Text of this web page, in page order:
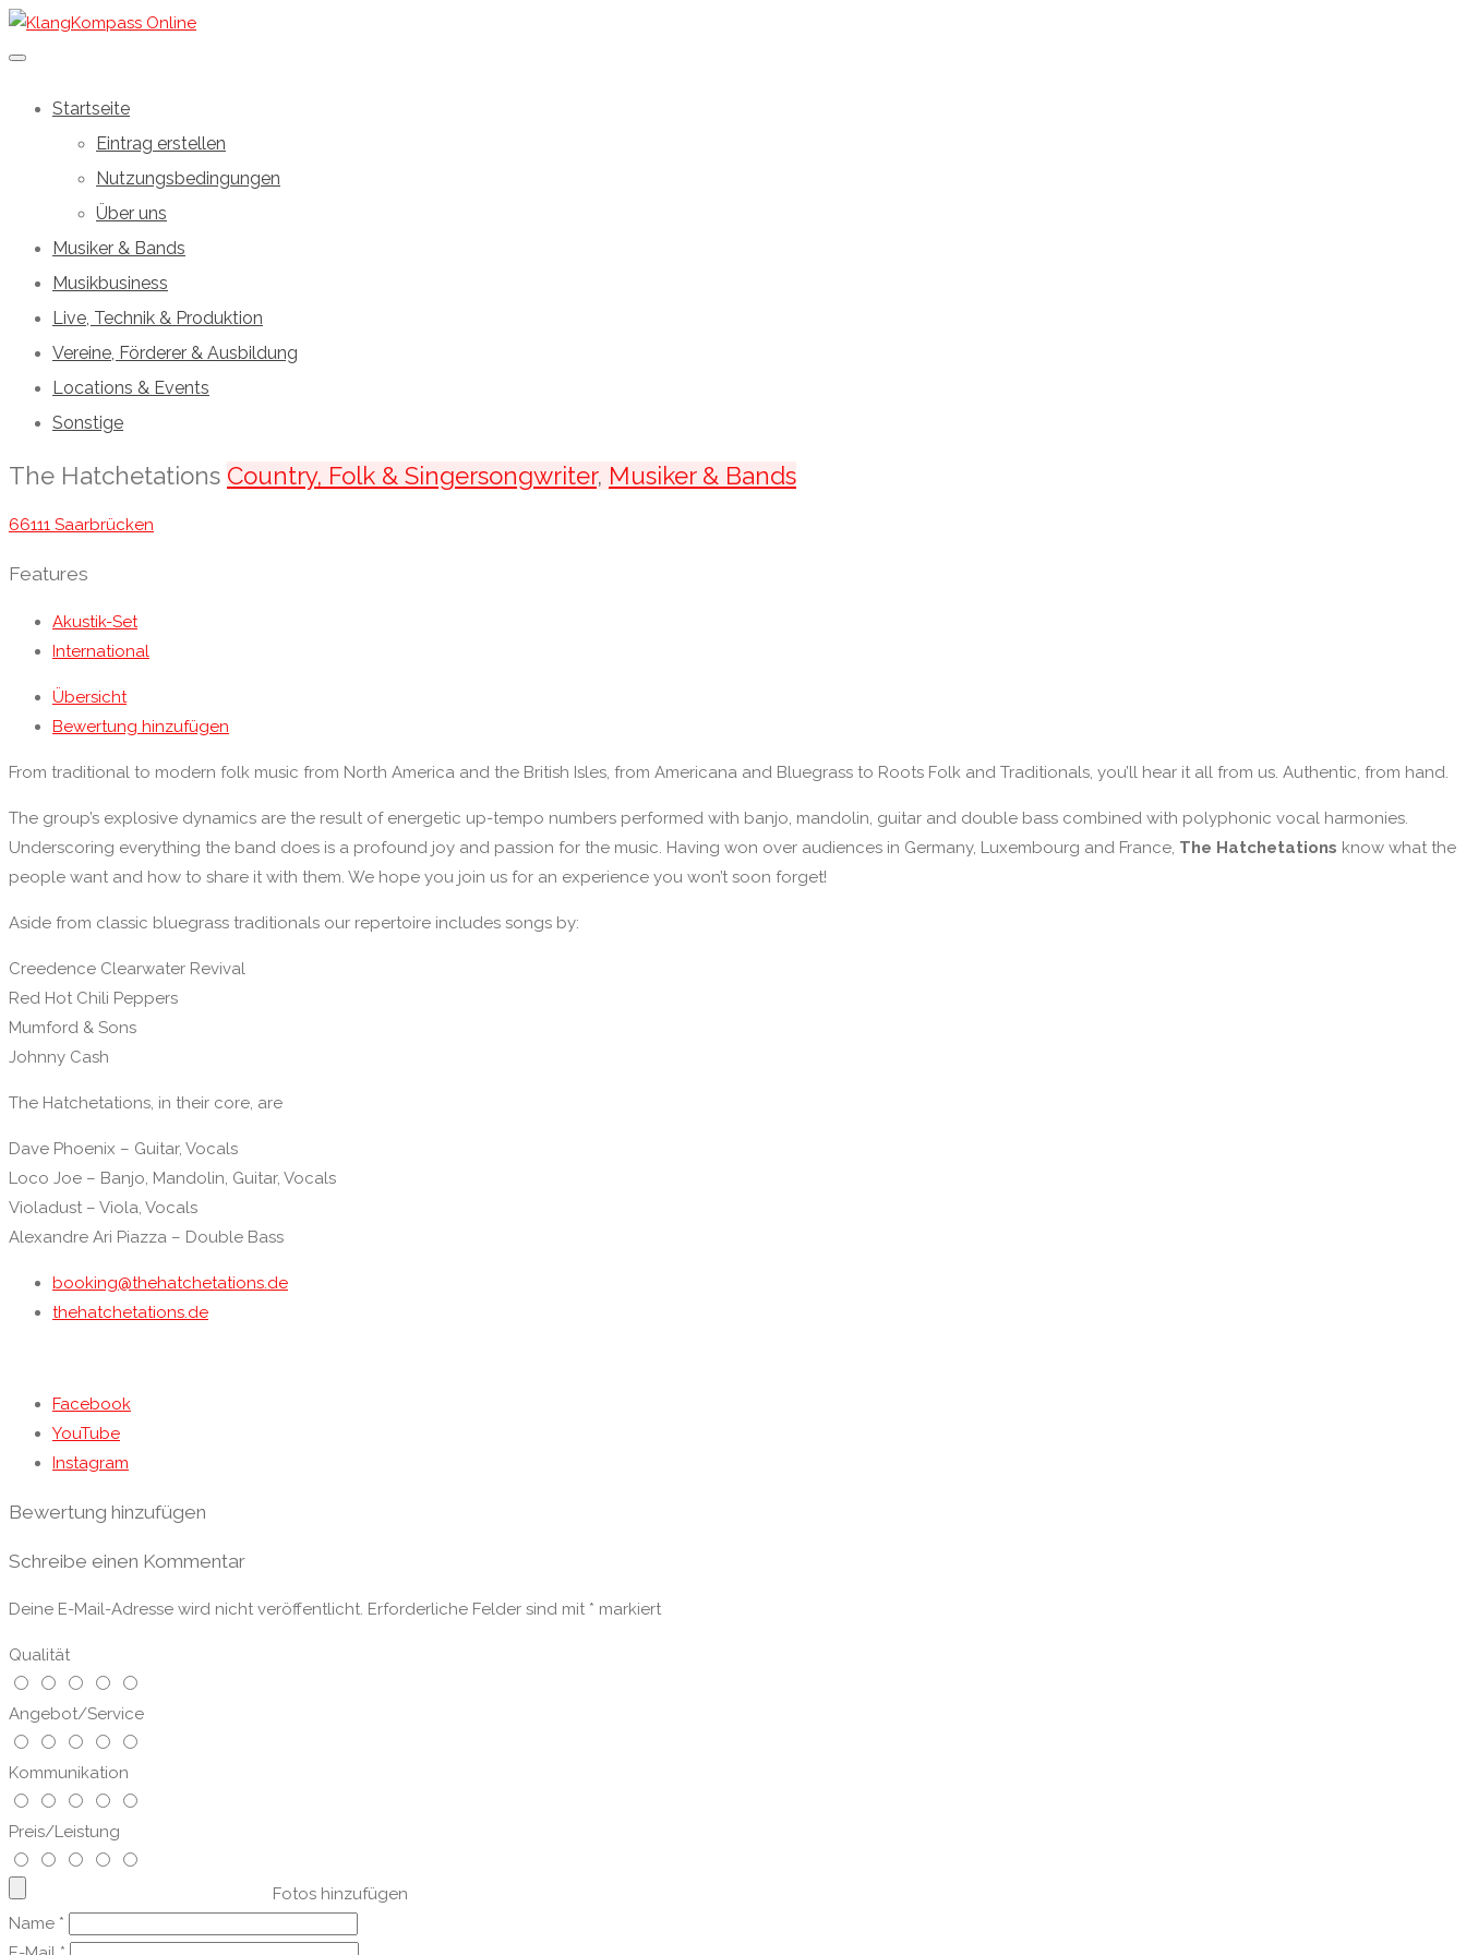
Startseite
Eintrag erstellen
Nutzungsbedingungen
Über uns
Musiker & Bands
Musikbusiness
Live, Technik & Produktion
Vereine, Förderer & Ausbildung
Locations & Events
Sonstige
The Hatchetations Country, Folk & Singersongwriter, Musiker & Bands
66111 Saarbrücken
Features
Akustik-Set
International
Übersicht
Bewertung hinzufügen
From traditional to modern folk music from North America and the British Isles, from Americana and Bluegrass to Roots Folk and Traditionals, you’ll hear it all from us. Authentic, from hand.
The group’s explosive dynamics are the result of energetic up-tempo numbers performed with banjo, mandolin, guitar and double bass combined with polyphonic vocal harmonies.
Underscoring everything the band does is a profound joy and passion for the music. Having won over audiences in Germany, Luxembourg and France, The Hatchetations know what the
people want and how to share it with them. We hope you join us for an experience you won’t soon forget!
Aside from classic bluegrass traditionals our repertoire includes songs by:
Creedence Clearwater Revival
Red Hot Chili Peppers
Mumford & Sons
Johnny Cash
The Hatchetations, in their core, are
Dave Phoenix – Guitar, Vocals
Loco Joe – Banjo, Mandolin, Guitar, Vocals
Violadust – Viola, Vocals
Alexandre Ari Piazza – Double Bass
booking@thehatchetations.de
thehatchetations.de
Facebook
YouTube
Instagram
Bewertung hinzufügen
Schreibe einen Kommentar
Deine E-Mail-Adresse wird nicht veröffentlicht. Erforderliche Felder sind mit * markiert
Qualität
Angebot/Service
Kommunikation
Preis/Leistung
Fotos hinzufügen
Name *